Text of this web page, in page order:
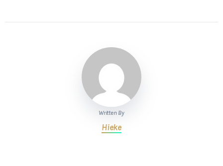
Written By
Hieke